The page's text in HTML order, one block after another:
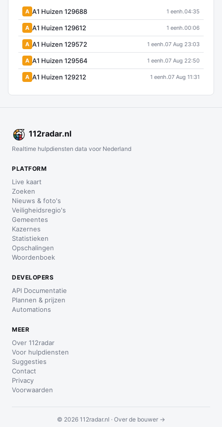
A A1 Huizen 129688 1 eenh.04:35
A A1 Huizen 129612 1 eenh.00:06
A A1 Huizen 129572 1 eenh.07 Aug 23:03
A A1 Huizen 129564 1 eenh.07 Aug 22:50
A A1 Huizen 129212 1 eenh.07 Aug 11:31
112radar.nl
Realtime hulpdiensten data voor Nederland
PLATFORM
Live kaart
Zoeken
Nieuws & foto's
Veiligheidsregio's
Gemeentes
Kazernes
Statistieken
Opschalingen
Woordenboek
DEVELOPERS
API Documentatie
Plannen & prijzen
Automations
MEER
Over 112radar
Voor hulpdiensten
Suggesties
Contact
Privacy
Voorwaarden
© 2026 112radar.nl · Over de bouwer →